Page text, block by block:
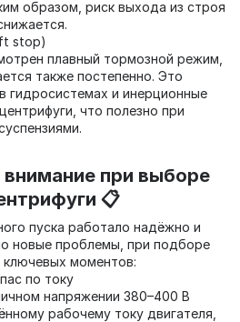
образом, риск выхода из строя
stop)
плавный тормозной режим,
также постепенно. Это
гидросистемах и инерционные
что полезно при
внимание при выборе
📋
пуска работало надёжно и
новые проблемы, при подборе
ключевых моментов:
по току
напряжении 380–400 В
рабочему току двигателя,